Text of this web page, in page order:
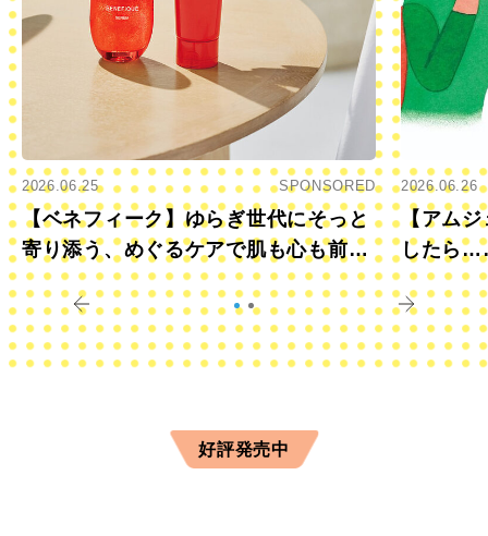
2026.06.25 SPONSORED
【ベネフィーク】ゆらぎ世代にそっと
寄り添う、めぐるケアで肌も心も前向
きに
2026.06.26
【アムジ
したら
すか？
好評発売中